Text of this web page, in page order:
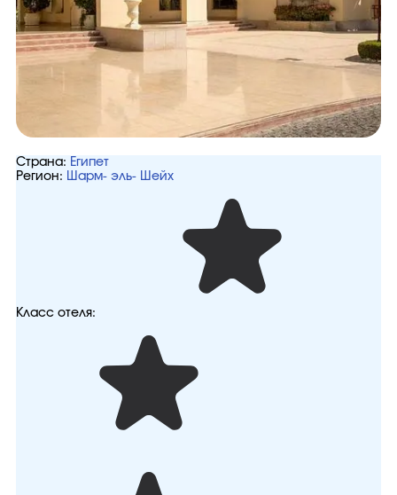
Страна: Египет
Регион: Шарм- эль- Шейх
Класс отеля: